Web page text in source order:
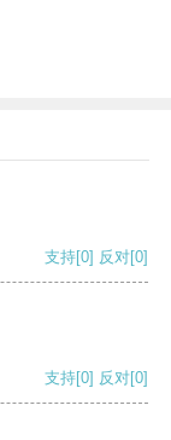
支持[0] 反对[0]
支持[0] 反对[0]